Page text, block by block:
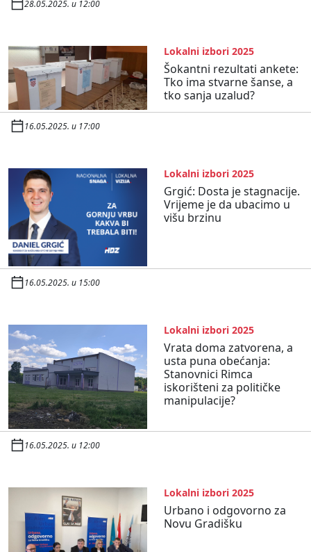
28.05.2025. u 12:00
Lokalni izbori 2025
Šokantni rezultati ankete:
Tko ima stvarne šanse, a
tko sanja uzalud?
16.05.2025. u 17:00
Lokalni izbori 2025
Grgić: Dosta je stagnacije.
Vrijeme je da ubacimo u
višu brzinu
16.05.2025. u 15:00
Lokalni izbori 2025
Vrata doma zatvorena, a
usta puna obećanja:
Stanovnici Rimca
iskorišteni za političke
manipulacije?
16.05.2025. u 12:00
Lokalni izbori 2025
Urbano i odgovorno za
Novu Gradišku